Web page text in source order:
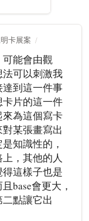
卡展案
能會由觀
可以刺激我
到這一件事
片的這一件
為這個寫卡
某張畫寫出
知識性的，
，其他的人
這樣子也是
base會更大，
點讓它出